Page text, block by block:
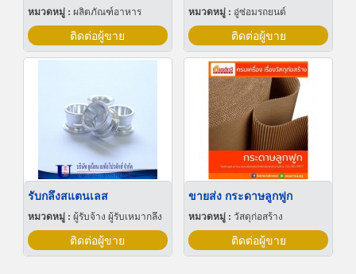
หมวดหมู่ : ผลิตภัณฑ์อาหาร
ติดต่อผู้ขาย
หมวดหมู่ : อู่ซ่อมรถยนต์
ติดต่อผู้ขาย
รับกลึงสแตนเลส
หมวดหมู่ : ผู้รับจ้าง ผู้รับเหมากลึง
ติดต่อผู้ขาย
ขายส่ง กระดาษลูกฟูก
หมวดหมู่ : วัสดุก่อสร้าง
ติดต่อผู้ขาย